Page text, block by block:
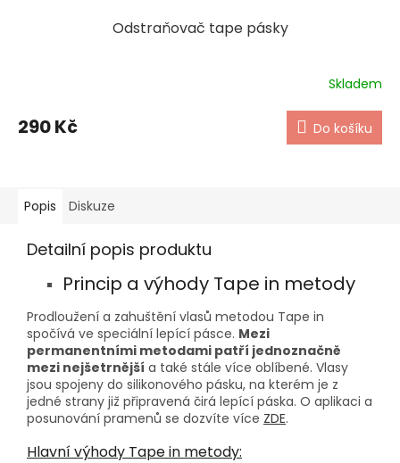
Odstraňovač tape pásky
Skladem
290 Kč Do košíku
Popis Diskuze
Detailní popis produktu
Princip a výhody Tape in metody
Prodloužení a zahuštění vlasů metodou Tape in
spočívá ve speciální lepící pásce. Mezi
permanentními metodami patří jednoznačně
mezi nejšetrnější a také stále více oblíbené. Vlasy
jsou spojeny do silikonového pásku, na kterém je z
jedné strany již připravená čirá lepící páska. O aplikaci a
posunování pramenů se dozvíte více ZDE.
Hlavní výhody Tape in metody: